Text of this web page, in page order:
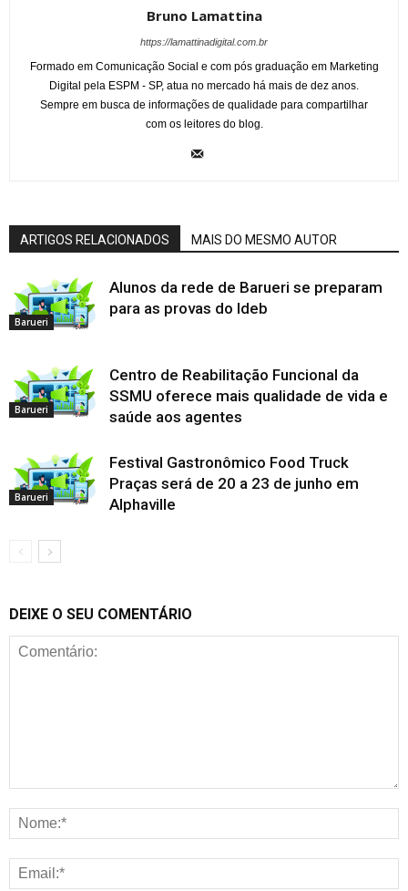
Bruno Lamattina
https://lamattinadigital.com.br
Formado em Comunicação Social e com pós graduação em Marketing
Digital pela ESPM - SP, atua no mercado há mais de dez anos.
Sempre em busca de informações de qualidade para compartilhar
com os leitores do blog.
ARTIGOS RELACIONADOS MAIS DO MESMO AUTOR
Barueri
Alunos da rede de Barueri se preparam
para as provas do Ideb
Barueri
Centro de Reabilitação Funcional da
SSMU oferece mais qualidade de vida e
saúde aos agentes
Barueri
Festival Gastronômico Food Truck
Praças será de 20 a 23 de junho em
Alphaville
DEIXE O SEU COMENTÁRIO